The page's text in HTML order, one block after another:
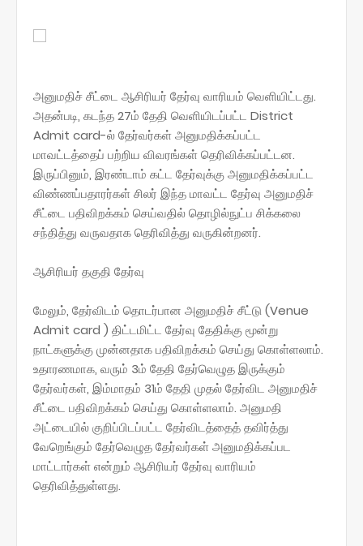
அனுமதிச் சீட்டை ஆசிரியர் தேர்வு வாரியம் வெளியிட்டது.
அதன்படி, கடந்த 27ம் தேதி வெளியிடப்பட்ட District
Admit card-ல் தேர்வர்கள் அனுமதிக்கப்பட்ட
மாவட்டத்தைப் பற்றிய விவரங்கள் தெரிவிக்கப்பட்டன.
இருப்பினும், இரண்டாம் கட்ட தேர்வுக்கு அனுமதிக்கப்பட்ட
விண்ணப்பதாரர்கள் சிலர் இந்த மாவட்ட தேர்வு அனுமதிச்
சீட்டை பதிவிறக்கம் செய்வதில் தொழில்நுட்ப சிக்கலை
சந்தித்து வருவதாக தெரிவித்து வருகின்றனர்.
ஆசிரியர் தகுதி தேர்வு
மேலும், தேர்விடம் தொடர்பான அனுமதிச் சீட்டு (Venue
Admit card ) திட்டமிட்ட தேர்வு தேதிக்கு மூன்று
நாட்களுக்கு முன்னதாக பதிவிறக்கம் செய்து கொள்ளலாம்.
உதாரணமாக, வரும் 3ம் தேதி தேர்வெழுத இருக்கும்
தேர்வர்கள், இம்மாதம் 31ம் தேதி முதல் தேர்விட அனுமதிச்
சீட்டை பதிவிறக்கம் செய்து கொள்ளலாம். அனுமதி
அட்டையில் குறிப்பிடப்பட்ட தேர்விடத்தைத் தவிர்த்து
வேறெங்கும் தேர்வெழுத தேர்வர்கள் அனுமதிக்கப்பட
மாட்டார்கள் என்றும் ஆசிரியர் தேர்வு வாரியம்
தெரிவித்துள்ளது.